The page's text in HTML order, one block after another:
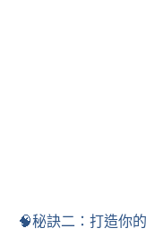
🧠秘訣二：打造你